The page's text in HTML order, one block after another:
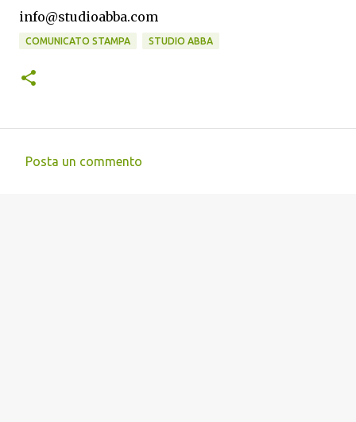
info@studioabba.com
COMUNICATO STAMPA STUDIO ABBA
Posta un commento